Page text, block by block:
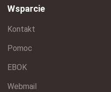
Wsparcie
Kontakt
Pomoc
EBOK
Webmail